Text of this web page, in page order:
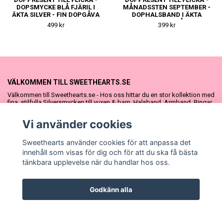
DOPSMYCKE BLÅ FJÄRIL I
ÄKTA SILVER - FIN DOPGÅVA
ELLER
NAMNGIVNINGSPRESENT
499 kr
MÅNADSSTEN SEPTEMBER -
DOPHALSBAND I ÄKTA
SILVER - FIN DOPGÅVA ELLER
NAMNGIVNINGSPRESENT
399 kr
VÄLKOMMEN TILL SWEETHEARTS.SE
Välkommen till Sweethearts.se - Hos oss hittar du en stor kollektion med
fina, stilfulla Silversmycken till vuxen & barn. Halsband, Armband, Ringar
vår söta Sweethearts kolllektion med barnsmycken, tyllkjolar &
Vi använder cookies
Sweethearts använder cookies för att anpassa det
innehåll som visas för dig och för att du ska få bästa
tänkbara upplevelse när du handlar hos oss.
Godkänn alla